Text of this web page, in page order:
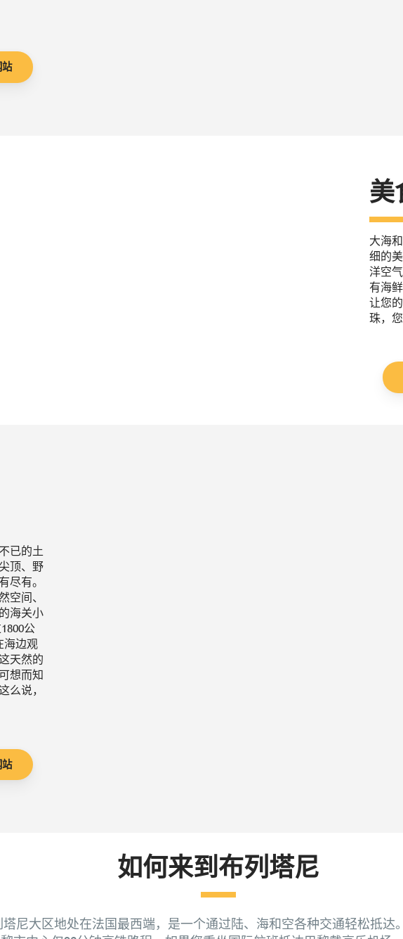
站
美
大海
细的
洋空
有海
让您
珠，
已的土
顶、野
尽有。
空间、
海关小
公
海边观
天然的
想而知
么说，
站
如何来到布列塔尼
塔尼大区地处在法国最西端，是一个通过陆、海和空各种交通轻松抵达